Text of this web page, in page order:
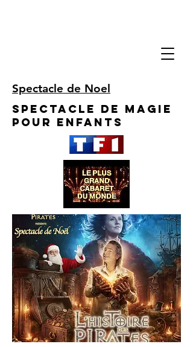
Spectacle de Noel
Spectacle de Magie
pour enfants